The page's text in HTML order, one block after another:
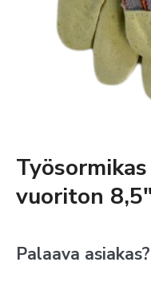
vuoriton
Palaava asiakas?